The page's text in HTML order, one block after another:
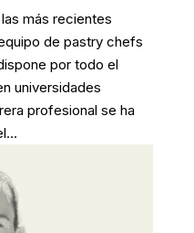
más recientes
de pastry chefs
por todo el
universidades
profesional se ha